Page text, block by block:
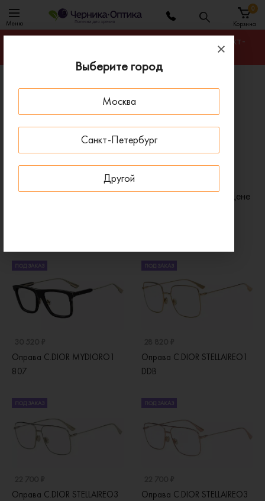
Выберите город
Москва
Санкт-Петербург
Другой
Меню Корзина
0
Гарантируем лучшую цену на любую оправу в Санкт-
Главная
Оправы для очков
Оправы прямоугольные Dior
Прямоугольные оправы для очков Dior
МУЖСКИЕ
Фильтр Сортировать по: Цене
ПОД ЗАКАЗ
Оправа C.DIOR MYDIORO1
807
ПОД ЗАКАЗ
Оправа C.DIOR STELLAIREO1
DDB
ПОД ЗАКАЗ
Оправа C.DIOR STELLAIREO3
ПОД ЗАКАЗ
Оправа C.DIOR STELLAIREO3